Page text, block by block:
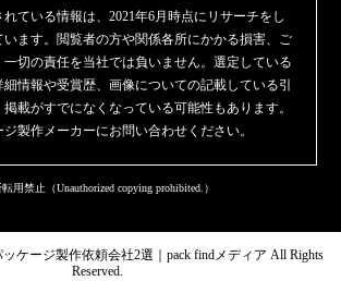
ている情報は、2021年6月時点にリサーチをし
います。閲覧者の方や関係各所にかかる損害、ご
一切の責任を当社では負いません。選定している
情報や受賞歴、画像についての記載している引
載がすでになくなっている可能性もあります。
製作メーカーにお問い合わせください。
用禁止（Unauthorized copying prohibited.）
ッケージ製作依頼会社2選｜pack findメディア All Rights
Reserved.